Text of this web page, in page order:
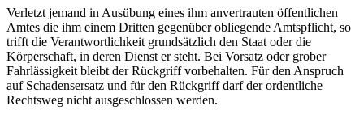
Verletzt jemand in Ausübung eines ihm anvertrauten öffentlichen
Amtes die ihm einem Dritten gegenüber obliegende Amtspflicht, so
trifft die Verantwortlichkeit grundsätzlich den Staat oder die
Körperschaft, in deren Dienst er steht. Bei Vorsatz oder grober
Fahrlässigkeit bleibt der Rückgriff vorbehalten. Für den Anspruch
auf Schadensersatz und für den Rückgriff darf der ordentliche
Rechtsweg nicht ausgeschlossen werden.